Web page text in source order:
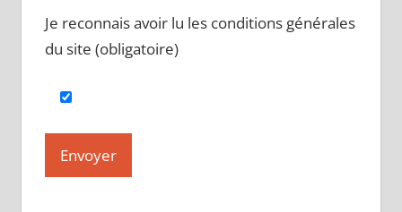
Je reconnais avoir lu les conditions générales
du site (obligatoire)